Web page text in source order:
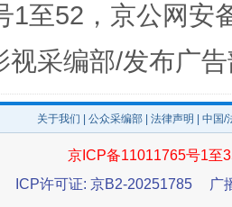
法
1至52，京公网安
视采编部/发布广
关于我们 公众采编部 法律声明 | 中国
京ICP备11011765号1至
ICP许可证: 京B2-20251785
广